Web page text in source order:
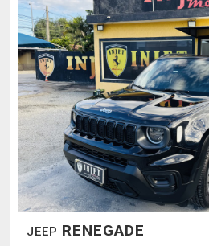
JEEP RENEGADE